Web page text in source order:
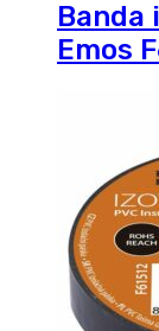
Banda
Emos